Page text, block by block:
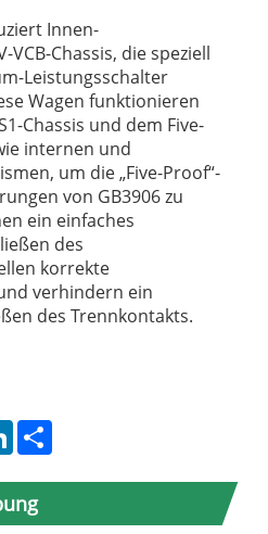
Innen-
Chassis, die speziell
Leistungsschalter
Wagen funktionieren
Chassis und dem Five-
internen und
um die „Five-Proof“-
von GB3906 zu
ein einfaches
des
korrekte
verhindern ein
des Trennkontakts.
LinkedIn